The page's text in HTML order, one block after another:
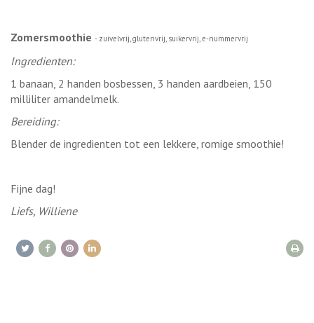
Zomersmoothie - zuivelvrij, glutenvrij, suikervrij, e-nummervrij
Ingredienten:
1 banaan, 2 handen bosbessen, 3 handen aardbeien, 150
milliliter amandelmelk.
Bereiding:
Blender de ingredienten tot een lekkere, romige smoothie!
Fijne dag!
Liefs, Williene